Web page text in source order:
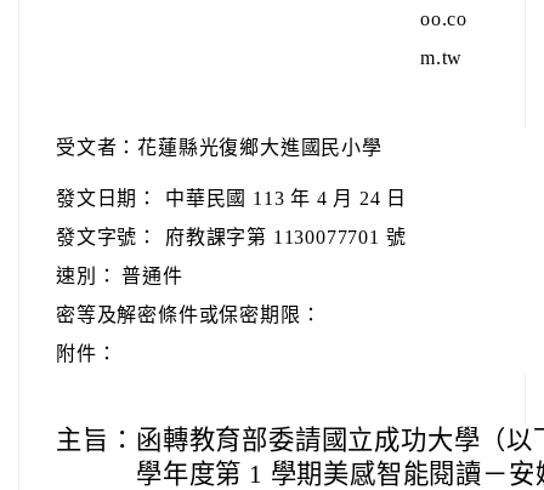
oo.co
m.tw
受文者：花蓮縣光復鄉大進國民小學
發文日期：
中華民國 113 年 4 月 24 日
發文字號：
府教課字第 1130077701 號
速別： 普通件
密等及解密條件或保密期限：
附件：
主旨： 函轉教育部委請國立成功大學（
學年度第 1 學期美感智能閱讀－